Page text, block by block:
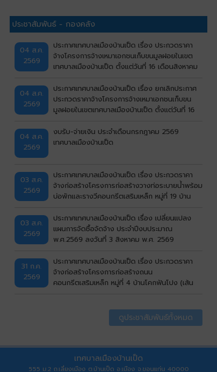
ประชาสัมพันธ์ - กองคลัง
04 ส.ค.
2569
ประกาศเทศบาลเมืองบ้านเป็ด เรื่อง ประกวดราคา
จ้างโครงการจ้างเหมาเอกชนเก็บขนมูลฝอยในเขต
เทศบาลเมืองบ้านเป็ด ตั้งแต่วันที่ 16 เดือนสิงหาคม
ราคาอิเล็กทรอนิกส์ (e-bidding)
04 ส.ค.
2569
ประกาศเทศบาลเมืองบ้านเป็ด เรื่อง ยกเลิกประกาศ
ประกวดราคาจ้างโครงการจ้างเหมาเอกชนเก็บขน
มูลฝอยในเขตเทศบาลเมืองบ้านเป็ด ตั้งแต่วันที่ 16
วิธีประกวดราคาอิเล็กทรอนิกส์ (e-bidding)
04 ส.ค.
2569
งบรับ-จ่ายเงิน ประจำเดือนกรกฎาคม 2569
เทศบาลเมืองบ้านเป็ด
03 ส.ค.
2569
ประกาศเทศบาลเมืองบ้านเป็ด เรื่อง ประกวดราคา
จ้างก่อสร้างโครงการก่อสร้างวางท่อระบายน้ำพร้อม
บ่อพักและรางวีคอนกรีตเสริมเหล็ก หมู่ที่ 19 บ้าน
ตำบลบ้านเป็ด อำเภอเมืองขอนแก่น จังหวัดขอนแก่น
ด้วยวิธีประกวดราคาอิเล็กทรอนิกส์ (e-bidding)
03 ส.ค.
2569
ประกาศเทศบาลเมืองบ้านเป็ด เรื่อง เปลี่ยนแปลง
แผนการจัดซื้อจัดจ้าง ประจำปีงบประมาณ
พ.ศ.2569 ลงวันที่ 3 สิงหาคม พ.ศ. 2569
31 ก.ค.
2569
ประกาศเทศบาลเมืองบ้านเป็ด เรื่อง ประกวดราคา
จ้างก่อสร้างโครงการก่อสร้างถนน
คอนกรีตเสริมเหล็ก หมู่ที่ 4 บ้านโคกฟันโปง (เส้น
ขอนแก่น ด้วยวิธีประกวดราคาอิเล็กทรอนิกส์ (e-
ดูประชาสัมพันธ์ทั้งหมด
เทศบาลเมืองบ้านเป็ด
555 ม.2 ถ.เลี่ยงเมือง ต.บ้านเป็ด อ.เมือง จ.ขอนแก่น 40000